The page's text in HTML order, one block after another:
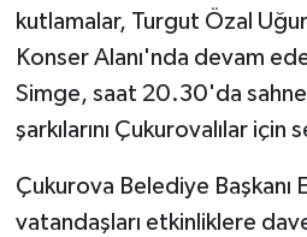
kutlamalar, Turgut Özal
Konser Alanı'nda devam
Simge, saat 20.30'da sahne
şarkılarını Çukurovalılar için
Çukurova Belediye Başkanı
vatandaşları etkinliklere